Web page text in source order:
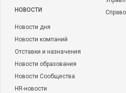
НОВОСТИ
Новости дня
Новости компаний
Отставки и назначения
Новости образования
Новости Сообщества
HR-новости